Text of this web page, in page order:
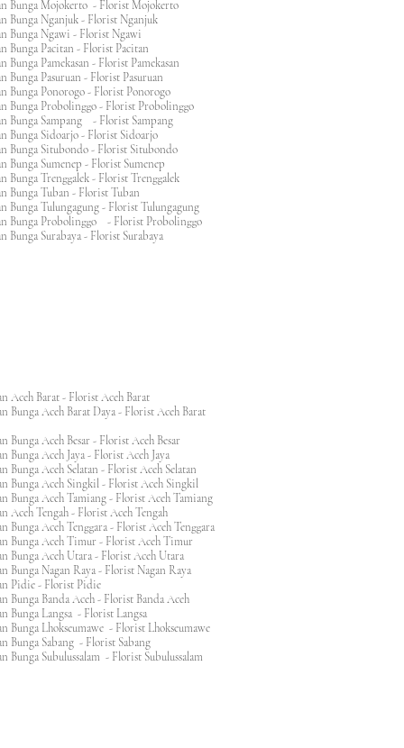
Bunga Mojokerto - Florist Mojokerto
Bunga Nganjuk - Florist Nganjuk
Bunga Ngawi - Florist Ngawi
Bunga Pacitan - Florist Pacitan
Bunga Pamekasan - Florist Pamekasan
Bunga Pasuruan - Florist Pasuruan
Bunga Ponorogo - Florist Ponorogo
Bunga Probolinggo - Florist Probolinggo
Bunga Sampang - Florist Sampang
Bunga Sidoarjo - Florist Sidoarjo
Bunga Situbondo - Florist Situbondo
Bunga Sumenep - Florist Sumenep
Bunga Trenggalek - Florist Trenggalek
Bunga Tuban - Florist Tuban
Bunga Tulungagung - Florist Tulungagung
Bunga Probolinggo - Florist Probolinggo
Bunga Surabaya - Florist Surabaya
Aceh Barat - Florist Aceh Barat
Bunga Aceh Barat Daya - Florist Aceh Barat
Bunga Aceh Besar - Florist Aceh Besar
Bunga Aceh Jaya - Florist Aceh Jaya
Bunga Aceh Selatan - Florist Aceh Selatan
Bunga Aceh Singkil - Florist Aceh Singkil
Bunga Aceh Tamiang - Florist Aceh Tamiang
Aceh Tengah - Florist Aceh Tengah
Bunga Aceh Tenggara - Florist Aceh Tenggara
Bunga Aceh Timur - Florist Aceh Timur
Bunga Aceh Utara - Florist Aceh Utara
Bunga Nagan Raya - Florist Nagan Raya
Pidie - Florist Pidie
Bunga Banda Aceh - Florist Banda Aceh
Bunga Langsa - Florist Langsa
Bunga Lhokseumawe - Florist Lhokseumawe
Bunga Sabang - Florist Sabang
Bunga Subulussalam - Florist Subulussalam